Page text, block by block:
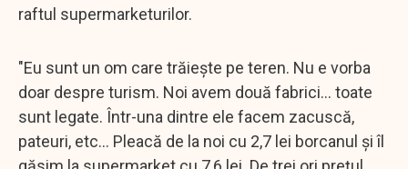
raftul supermarketurilor.
"Eu sunt un om care trăieşte pe teren. Nu e vorba
doar despre turism. Noi avem două fabrici... toate
sunt legate. Într-una dintre ele facem zacuscă,
pateuri, etc... Pleacă de la noi cu 2,7 lei borcanul şi îl